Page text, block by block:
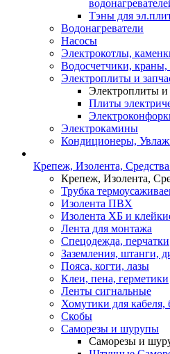
Тэны для
Водонагреватели
Насосы
Электрокотлы,
Водосчетчики, краны,
Электроплиты и
Электроплиты и
Плиты
Электрокамины
Кондиционеры,
Крепеж, Изолента,
Крепеж, Изолента,
Трубка
Изолента ПВХ
Изолента ХБ и
Лента для монтажа
Спецодежда, перчатки
Заземления, штанги,
Пояса, когти, лазы
Клеи, пена, герметики
Ленты сигнальные
Хомутики для кабеля,
Скобы
Саморезы и шурупы
Саморезы и